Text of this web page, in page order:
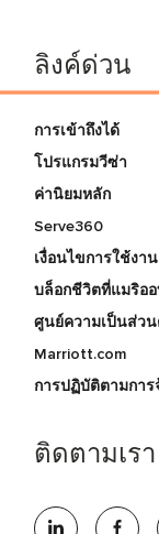
ลิงค์ด่วน
การเข้าถึงได้
โปรแกรมวีซ่า
ค่านิยมหลัก
Serve360
เงื่อนไขการใช้งาน
บล็อกชีวิตที่แมริอ
ศูนย์ความเป็นส่ว
Marriott.com
การปฏิบัติตามการ
ติดตามเรา